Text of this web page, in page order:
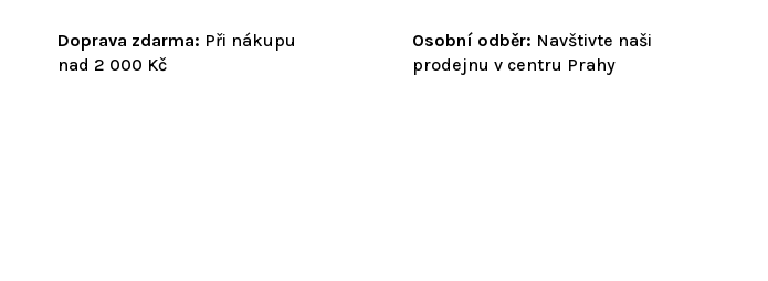
Doprava zdarma: Při nákupu
nad 2 000 Kč
Osobní odběr: Navštivte naši
prodejnu v centru Prahy